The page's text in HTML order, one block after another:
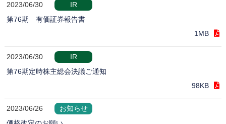
2023/06/30
IR
第76期 有価証券報告書
1MB
2023/06/30
IR
第76期定時株主総会決議ご通知
98KB
2023/06/26
お知らせ